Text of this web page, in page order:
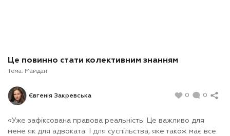
Це повинно стати колективним знанням
Тема: Майдан
Євгенія Закревська 0 0
«Уже зафіксована правова реальність. Це важливо для
мене як для адвоката. І для суспільства, яке також має все